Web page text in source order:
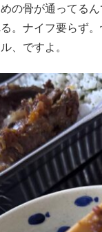
の骨が通ってる
。ナイフ要らず
、ですよ。